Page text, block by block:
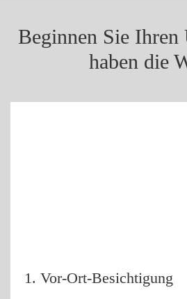
Beginnen Sie Ihren
haben die
1. Vor-Ort-Besichtigung